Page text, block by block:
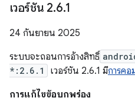
เวอร์ชัน 2.6.1
24 กันยายน 2025
ระบบจะถอนการอ้างสิทธิ์
*:2.6.1
เวอร์ชัน 2.6.1 มีการคอ
การแก้ไขข้อบกพร่อง